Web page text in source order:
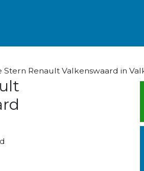
Stern Renault Valkenswaard in